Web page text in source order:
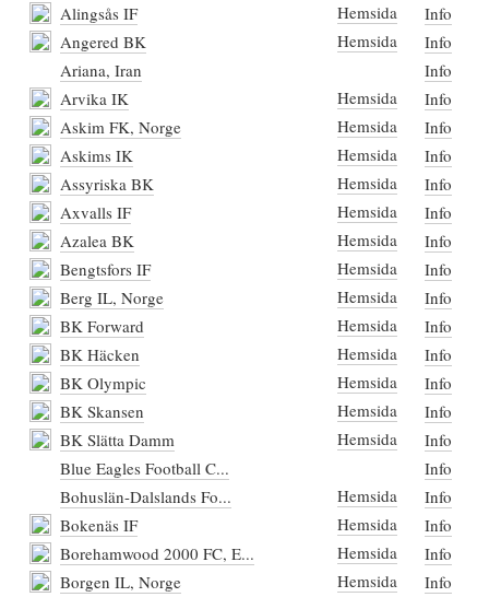
Alingsås IF
Hemsida
Info
Angered BK
Hemsida
Info
Ariana, Iran
Info
Arvika IK
Hemsida
Info
Askim FK, Norge
Hemsida
Info
Askims IK
Hemsida
Info
Assyriska BK
Hemsida
Info
Axvalls IF
Hemsida
Info
Azalea BK
Hemsida
Info
Bengtsfors IF
Hemsida
Info
Berg IL, Norge
Hemsida
Info
BK Forward
Hemsida
Info
BK Häcken
Hemsida
Info
BK Olympic
Hemsida
Info
BK Skansen
Hemsida
Info
BK Slätta Damm
Hemsida
Info
Blue Eagles Football C...
Info
Bohuslän-Dalslands Fo...
Hemsida
Info
Bokenäs IF
Hemsida
Info
Borehamwood 2000 FC, E...
Hemsida
Info
Borgen IL, Norge
Hemsida
Info